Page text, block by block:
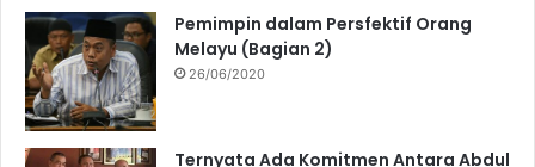
Pemimpin dalam Persfektif Orang
Melayu (Bagian 2)
26/06/2020
Ternyata Ada Komitmen Antara Abdul